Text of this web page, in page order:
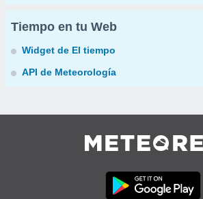
Tiempo en tu Web
Widget de El tiempo
API de Meteorología